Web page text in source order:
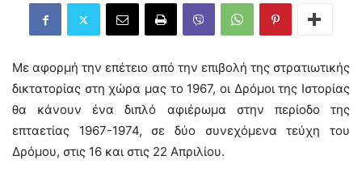
Με αφορμή την επέτειο από την επιβολή της στρατιωτικής
δικτατορίας στη χώρα μας το 1967, οι Δρόμοι της Ιστορίας
θα κάνουν ένα διπλό αφιέρωμα στην περίοδο της
επταετίας 1967-1974, σε δύο συνεχόμενα τεύχη του
Δρόμου, στις 16 και στις 22 Απριλίου.